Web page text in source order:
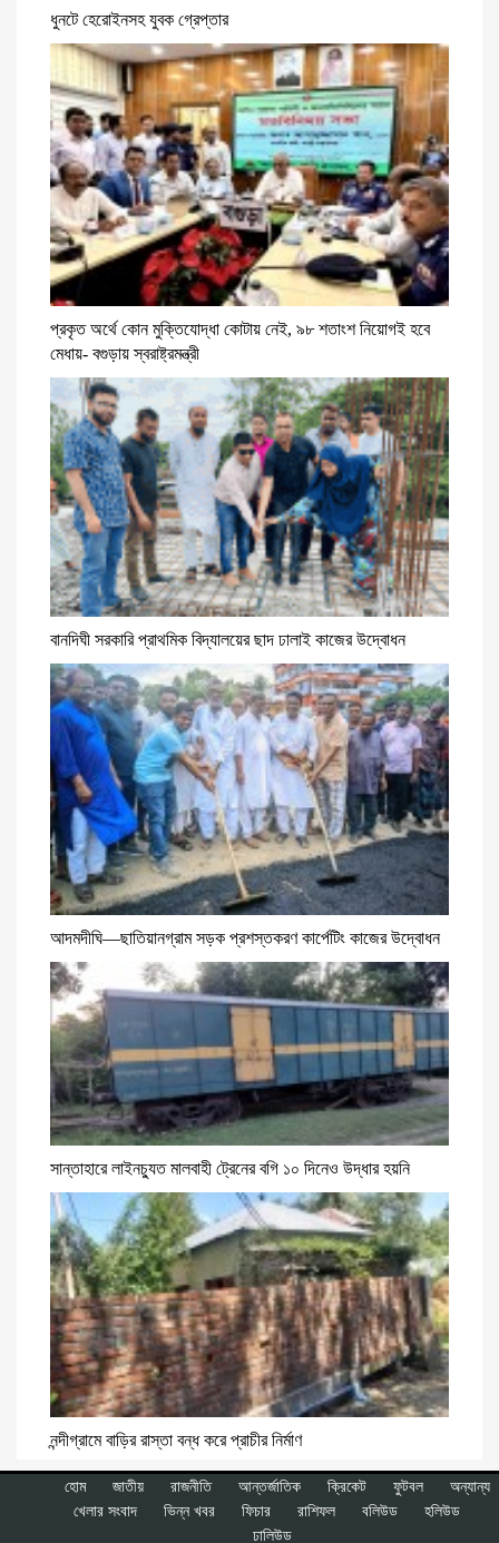
ধুনটে হেরোইনসহ যুবক গ্রেপ্তার
প্রকৃত অর্থে কোন মুক্তিযোদ্ধা কোটায় নেই, ৯৮ শতাংশ নিয়োগই হবে
মেধায়- বগুড়ায় স্বরাষ্ট্রমন্ত্রী
বানদিঘী সরকারি প্রাথমিক বিদ্যালয়ের ছাদ ঢালাই কাজের উদ্বোধন
আদমদীঘি—ছাতিয়ানগ্রাম সড়ক প্রশস্তকরণ কার্পেটিং কাজের উদ্বোধন
সান্তাহারে লাইনচ্যুত মালবাহী ট্রেনের বগি ১০ দিনেও উদ্ধার হয়নি
নন্দীগ্রামে বাড়ির রাস্তা বন্ধ করে প্রাচীর নির্মাণ
হোম জাতীয় রাজনীতি আন্তর্জাতিক ক্রিকেট ফুটবল
অন্যান্য
খেলার সংবাদ
ভিন্ন খবর ফিচার রাশিফল বলিউড
হলিউড
ঢালিউড